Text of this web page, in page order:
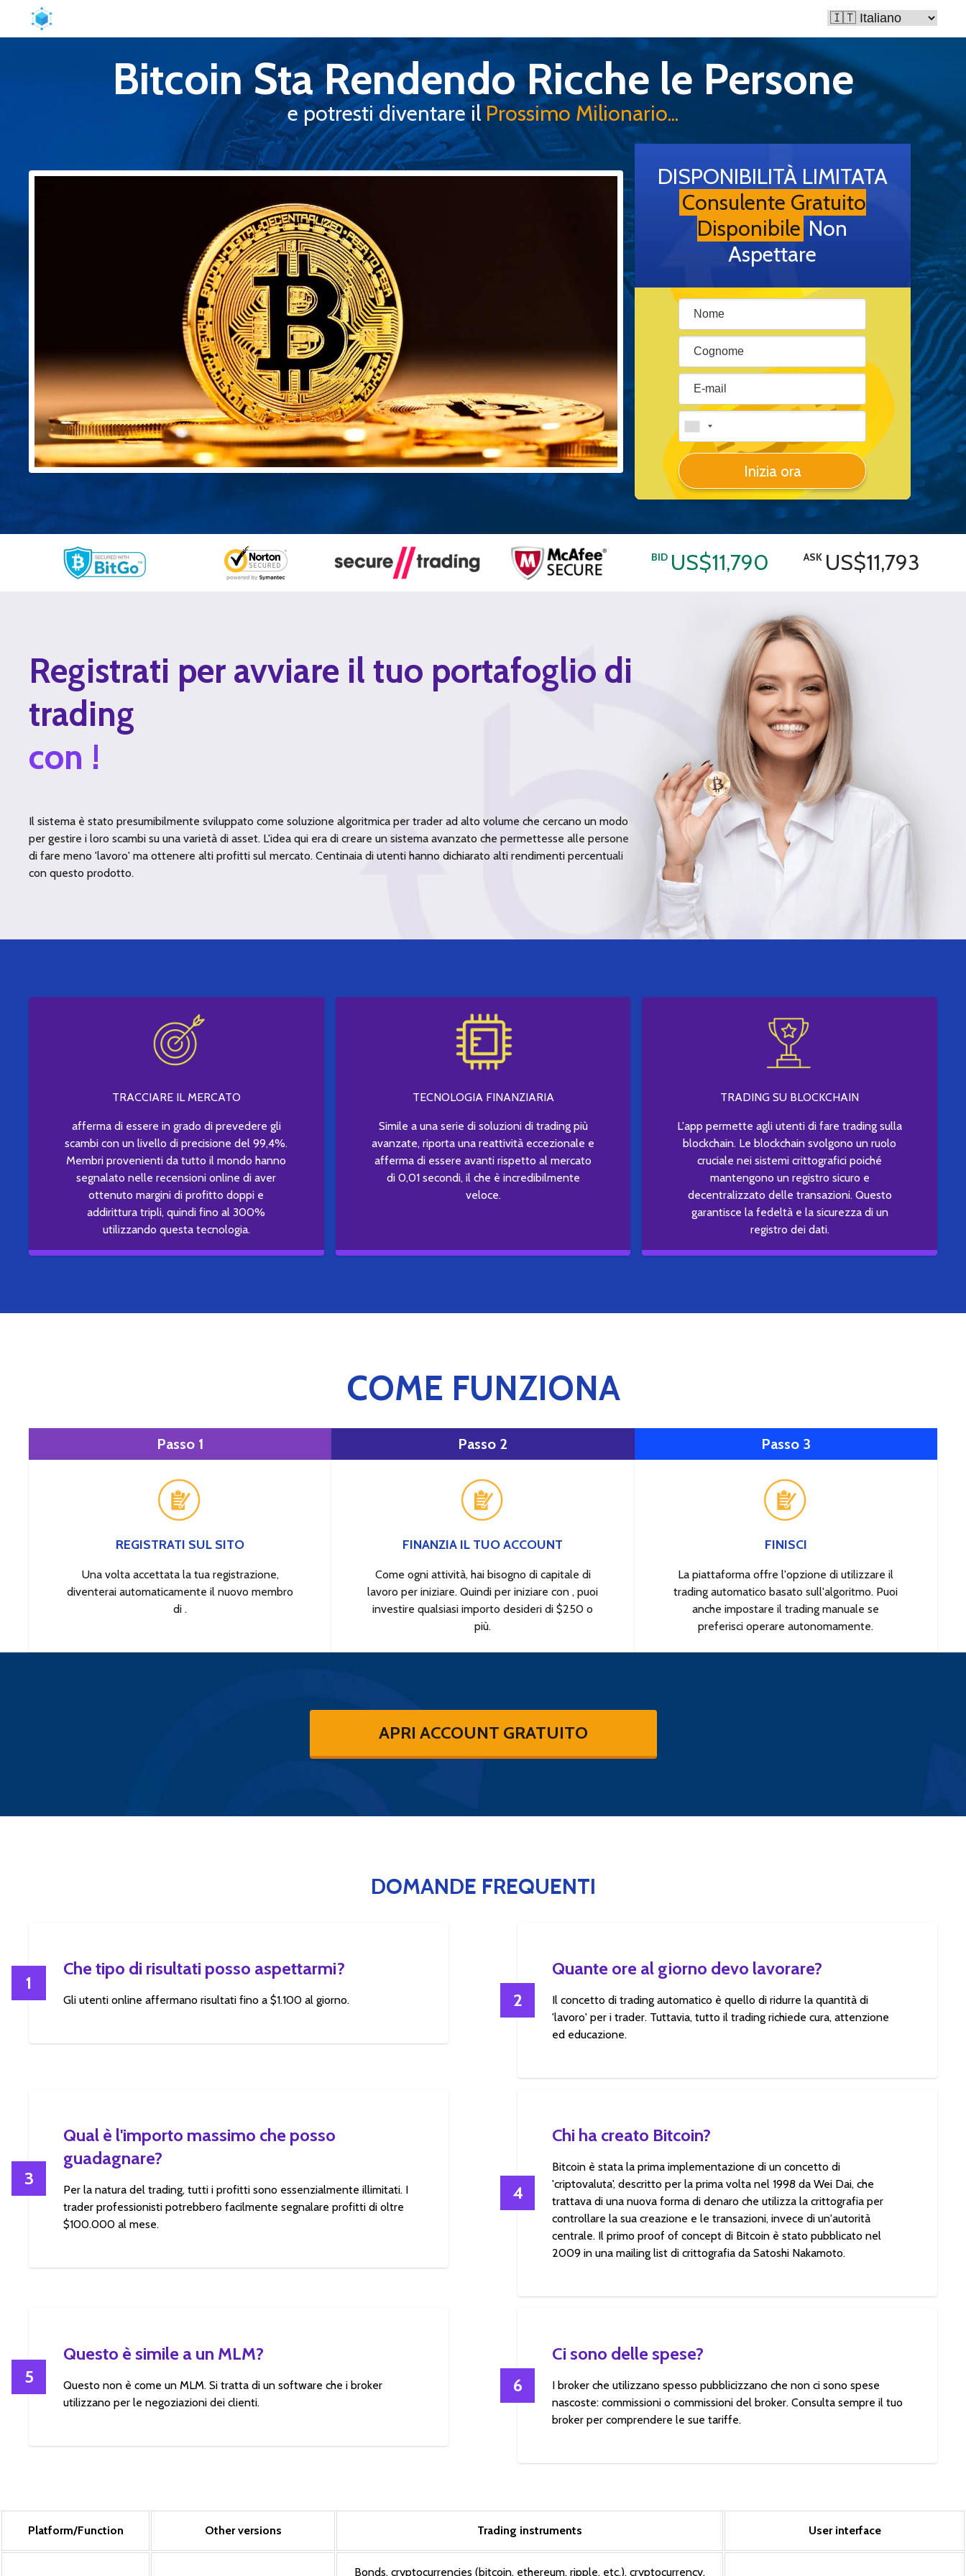
Bitcoin Sta Rendendo Ricche le Persone
e potresti diventare il Prossimo Milionario...
DISPONIBILITÀ LIMITATA
Consulente Gratuito
Disponibile Non
Aspettare
Inizia ora
BID US$11,790 ASK US$11,793
Registrati per avviare il tuo portafoglio di
trading
con !
Il sistema è stato presumibilmente sviluppato come soluzione algoritmica per trader ad alto volume che cercano un modo
per gestire i loro scambi su una varietà di asset. L'idea qui era di creare un sistema avanzato che permettesse alle persone
di fare meno 'lavoro' ma ottenere alti profitti sul mercato. Centinaia di utenti hanno dichiarato alti rendimenti percentuali
con questo prodotto.
TRACCIARE IL MERCATO
afferma di essere in grado di prevedere gli
scambi con un livello di precisione del 99,4%.
Membri provenienti da tutto il mondo hanno
segnalato nelle recensioni online di aver
ottenuto margini di profitto doppi e
addirittura tripli, quindi fino al 300%
utilizzando questa tecnologia.
TECNOLOGIA FINANZIARIA
Simile a una serie di soluzioni di trading più
avanzate, riporta una reattività eccezionale e
afferma di essere avanti rispetto al mercato
di 0,01 secondi, il che è incredibilmente
veloce.
TRADING SU BLOCKCHAIN
L'app permette agli utenti di fare trading sulla
blockchain. Le blockchain svolgono un ruolo
cruciale nei sistemi crittografici poiché
mantengono un registro sicuro e
decentralizzato delle transazioni. Questo
garantisce la fedeltà e la sicurezza di un
registro dei dati.
COME FUNZIONA
Passo 1
REGISTRATI SUL SITO
Una volta accettata la tua registrazione,
diventerai automaticamente il nuovo membro
di .
Passo 2
FINANZIA IL TUO ACCOUNT
Come ogni attività, hai bisogno di capitale di
lavoro per iniziare. Quindi per iniziare con , puoi
investire qualsiasi importo desideri di $250 o
più.
Passo 3
FINISCI
La piattaforma offre l'opzione di utilizzare il
trading automatico basato sull'algoritmo. Puoi
anche impostare il trading manuale se
preferisci operare autonomamente.
APRI ACCOUNT GRATUITO
DOMANDE FREQUENTI
1
Che tipo di risultati posso aspettarmi?
Gli utenti online affermano risultati fino a $1.100 al giorno. 2
Quante ore al giorno devo lavorare?
Il concetto di trading automatico è quello di ridurre la quantità di
'lavoro' per i trader. Tuttavia, tutto il trading richiede cura, attenzione
ed educazione.
3
Qual è l'importo massimo che posso
guadagnare?
Per la natura del trading, tutti i profitti sono essenzialmente illimitati. I
trader professionisti potrebbero facilmente segnalare profitti di oltre
$100.000 al mese.
4
Chi ha creato Bitcoin?
Bitcoin è stata la prima implementazione di un concetto di
'criptovaluta', descritto per la prima volta nel 1998 da Wei Dai, che
trattava di una nuova forma di denaro che utilizza la crittografia per
controllare la sua creazione e le transazioni, invece di un'autorità
centrale. Il primo proof of concept di Bitcoin è stato pubblicato nel
2009 in una mailing list di crittografia da Satoshi Nakamoto.
5
Questo è simile a un MLM?
Questo non è come un MLM. Si tratta di un software che i broker
utilizzano per le negoziazioni dei clienti.
6
Ci sono delle spese?
I broker che utilizzano spesso pubblicizzano che non ci sono spese
nascoste: commissioni o commissioni del broker. Consulta sempre il tuo
broker per comprendere le sue tariffe.
Platform/Function Other versions Trading instruments User interface
Bonds, cryptocurrencies (bitcoin, ethereum, ripple, etc.), cryptocurrency,